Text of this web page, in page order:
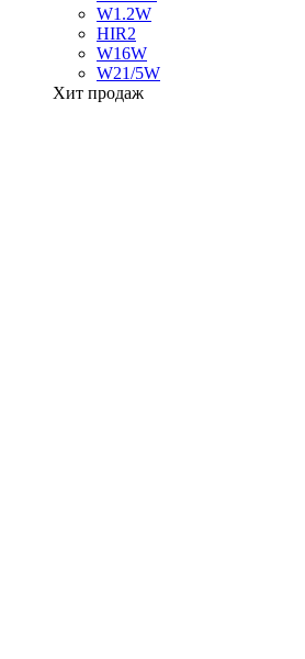
W1.2W
HIR2
W16W
W21/5W
Хит продаж